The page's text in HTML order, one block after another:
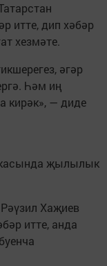
итте, дип хәбәр
хезмәте.
әгәр
Һәм иң
кирәк», — диде
җылылык
Хаҗиев
итте, анда